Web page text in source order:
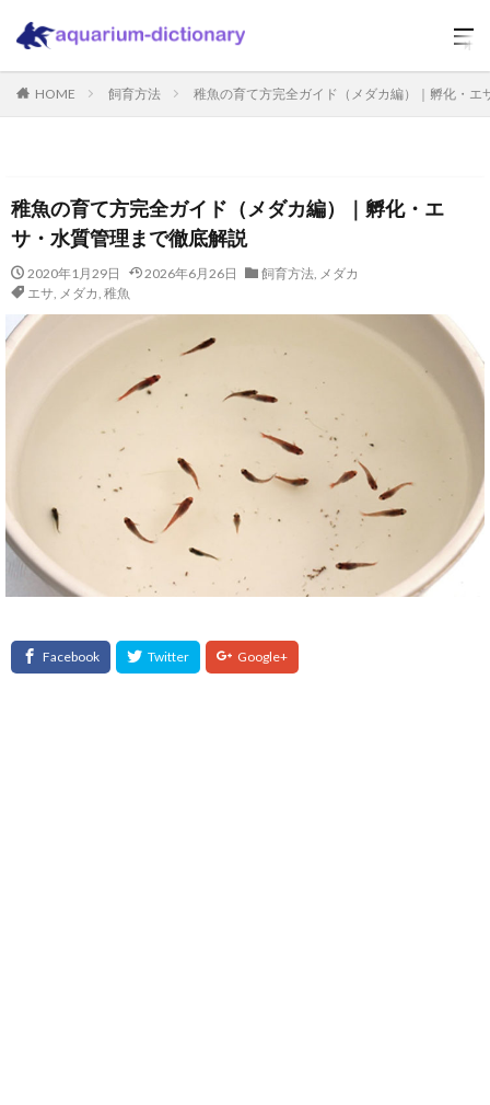
HOME 飼育方法 稚魚の育て方完全ガイド（メダカ編）｜孵化・エ
稚魚の育て方完全ガイド（メダカ編）｜孵化・エ
サ・水質管理まで徹底解説
2020年1月29日 2026年6月26日 飼育方法, メダカ
エサ, メダカ, 稚魚